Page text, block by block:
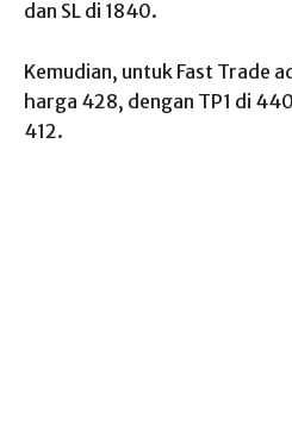
dan SL di 1840.
Kemudian, untuk Fast Trade
harga 428, dengan TP1 di
412.